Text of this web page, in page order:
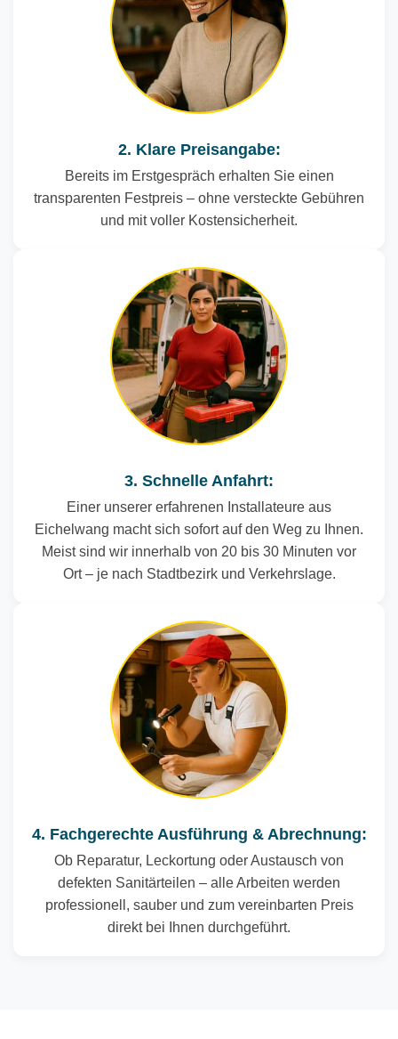
2. Klare Preisangabe:
Bereits im Erstgespräch erhalten Sie einen
transparenten Festpreis – ohne versteckte Gebühren
und mit voller Kostensicherheit.
3. Schnelle Anfahrt:
Einer unserer erfahrenen Installateure aus
Eichelwang macht sich sofort auf den Weg zu Ihnen.
Meist sind wir innerhalb von 20 bis 30 Minuten vor
Ort – je nach Stadtbezirk und Verkehrslage.
4. Fachgerechte Ausführung & Abrechnung:
Ob Reparatur, Leckortung oder Austausch von
defekten Sanitärteilen – alle Arbeiten werden
professionell, sauber und zum vereinbarten Preis
direkt bei Ihnen durchgeführt.